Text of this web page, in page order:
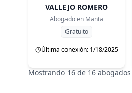
VALLEJO ROMERO
Abogado en Manta
Gratuito
Última conexión: 1/18/2025
Mostrando 16 de 16 abogados